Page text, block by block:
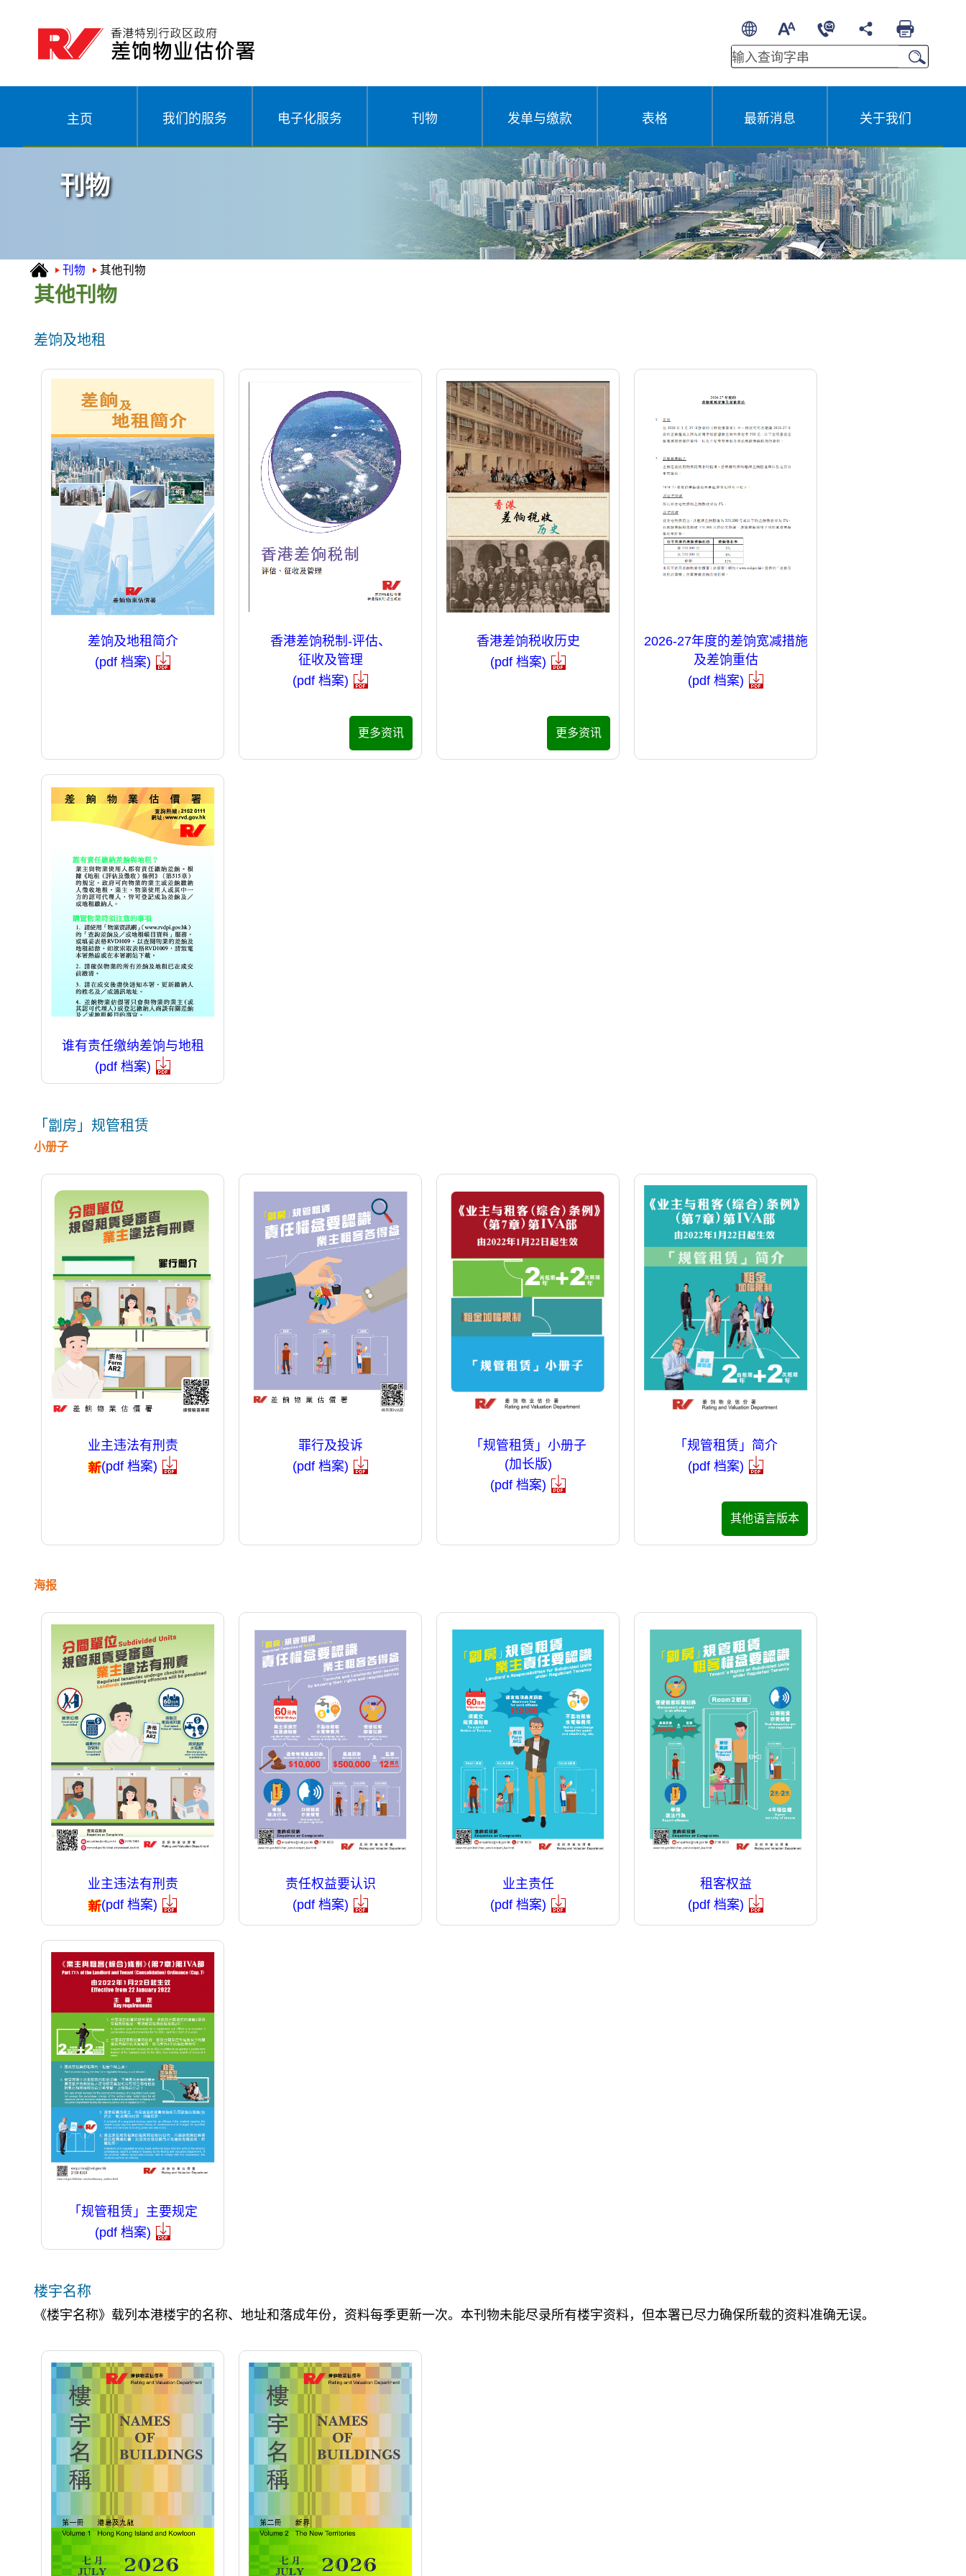
EN
其他语言
A
A
A
主页 我们的服务 电子化服务 刊物 发单与缴款 表格 最新消息 关于我们
刊物
刊物 其他刊物
其他刊物
差饷及地租
差饷及地租简介
(pdf 档案)
香港差饷税制-评估、
征收及管理
(pdf 档案)
更多资讯
香港差饷税收历史
(pdf 档案)
更多资讯
2026-27年度的差饷宽减措施
及差饷重估
(pdf 档案)
谁有责任缴纳差饷与地租
(pdf 档案)
「劏房」规管租赁
小册子
业主违法有刑责
(pdf 档案)
罪行及投诉
(pdf 档案)
「规管租赁」小册子
(加长版)
(pdf 档案)
「规管租赁」简介
(pdf 档案)
其他语言版本
海报
业主违法有刑责
(pdf 档案)
责任权益要认识
(pdf 档案)
业主责任
(pdf 档案)
租客权益
(pdf 档案)
「规管租赁」主要规定
(pdf 档案)
楼宇名称
《楼宇名称》载列本港楼宇的名称、地址和落成年份，资料每季更新一次。本刊物未能尽录所有楼宇资料，但本署已尽力确保所载的资料准确无误。